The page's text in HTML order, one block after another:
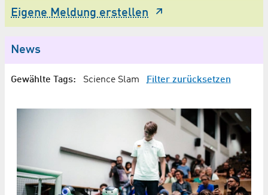
Eigene Meldung erstellen
News
Gewählte Tags: Science Slam Filter zurücksetzen